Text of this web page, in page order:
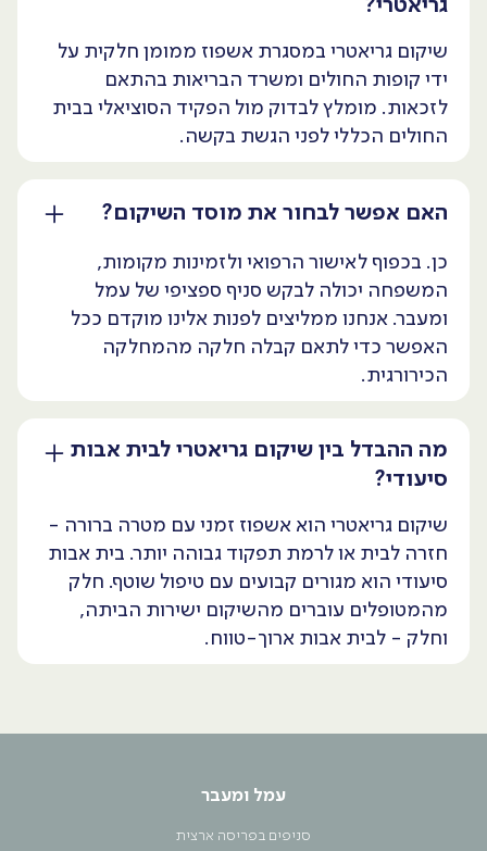
גריאטרי?
שיקום גריאטרי במסגרת אשפוז ממומן חלקית על
ידי קופות החולים ומשרד הבריאות בהתאם
לזכאות. מומלץ לבדוק מול הפקיד הסוציאלי בבית
החולים הכללי לפני הגשת בקשה.
האם אפשר לבחור את מוסד השיקום?
כן. בכפוף לאישור הרפואי ולזמינות מקומות,
המשפחה יכולה לבקש סניף ספציפי של עמל
ומעבר. אנחנו ממליצים לפנות אלינו מוקדם ככל
האפשר כדי לתאם קבלה חלקה מהמחלקה
הכירורגית.
מה ההבדל בין שיקום גריאטרי לבית אבות
סיעודי?
שיקום גריאטרי הוא אשפוז זמני עם מטרה ברורה -
חזרה לבית או לרמת תפקוד גבוהה יותר. בית אבות
סיעודי הוא מגורים קבועים עם טיפול שוטף. חלק
מהמטופלים עוברים מהשיקום ישירות הביתה,
וחלק - לבית אבות ארוך-טווח.
עמל ומעבר
סניפים בפריסה ארצית